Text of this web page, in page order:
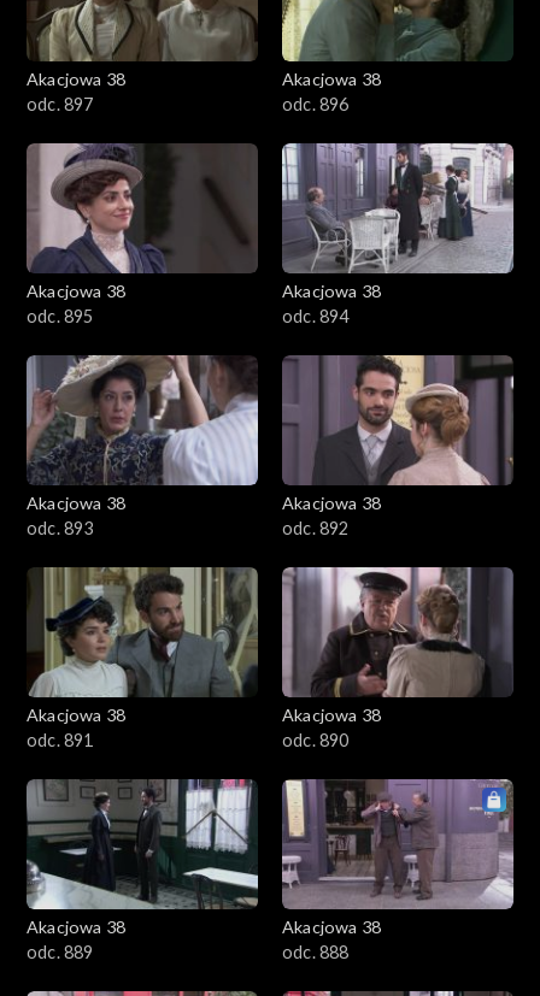
Akacjowa 38
odc. 897
Akacjowa 38
odc. 896
Akacjowa 38
odc. 895
Akacjowa 38
odc. 894
Akacjowa 38
odc. 893
Akacjowa 38
odc. 892
Akacjowa 38
odc. 891
Akacjowa 38
odc. 890
Akacjowa 38
odc. 889
Akacjowa 38
odc. 888